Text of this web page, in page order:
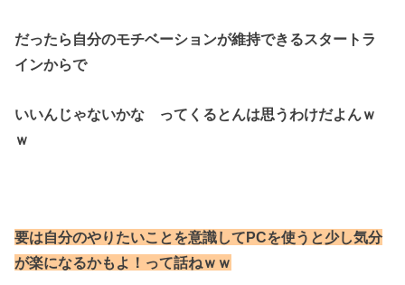
だったら自分のモチベーションが維持できるスタートラ
インからで
いいんじゃないかな ってくるとんは思うわけだよんｗ
ｗ
要は自分のやりたいことを意識してPCを使うと少し気分
が楽になるかもよ！ って話ねｗｗ